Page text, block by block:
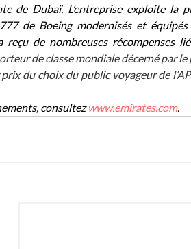
de Dubaï. L’entreprise exploite la
de Boeing modernisés et
de nombreuses récompenses
de classe mondiale décerné par
du choix du public voyageur de
consultez www.emirates.com.